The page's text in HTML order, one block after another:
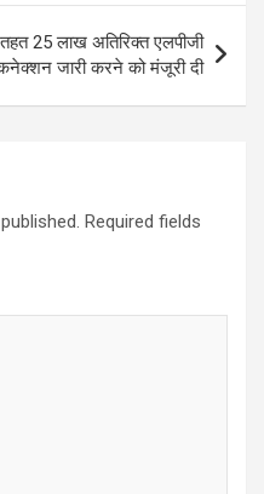
25 लाख अतिरिक्त एलपीजी
जारी करने को मंजूरी दी
Required fields